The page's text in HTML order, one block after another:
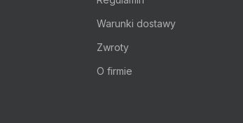
Warunki dostawy
Zwroty
O firmie